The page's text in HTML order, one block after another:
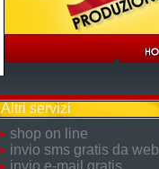
Altri servizi
shop on line
invio sms gratis da web
invio e-mail gratis